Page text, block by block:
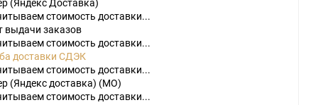
стоимость доставки...
выдачи заказов
стоимость доставки...
доставки СДЭК
стоимость доставки...
(Яндекс доставка) (МО)
стоимость доставки...